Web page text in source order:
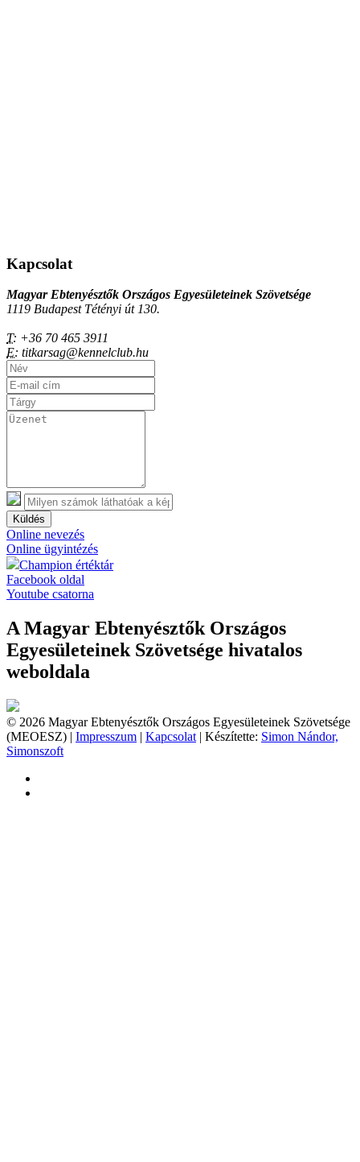
Kapcsolat
Magyar Ebtenyésztők Országos Egyesületeinek Szövetsége
1119 Budapest Tétényi út 130.
T: +36 70 465 3911
E: titkarsag@kennelclub.hu
Küldés
Online nevezés
Online ügyintézés
Champion értéktár
Facebook oldal
Youtube csatorna
A Magyar Ebtenyésztők Országos
Egyesületeinek Szövetsége hivatalos
weboldala
© 2026 Magyar Ebtenyésztők Országos Egyesületeinek Szövetsége
(MEOESZ) | Impresszum | Kapcsolat | Készítette: Simon Nándor,
Simonszoft